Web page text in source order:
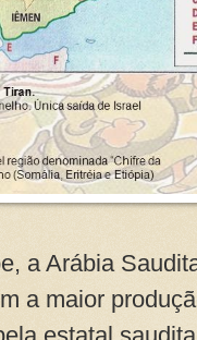
a Arábia
a maior